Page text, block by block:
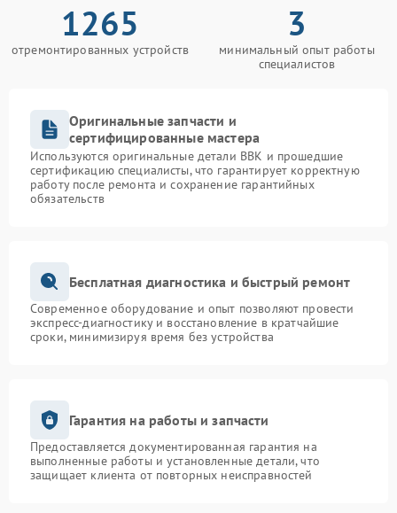
1265
отремонтированных устройств
3
минимальный опыт работы
специалистов
Оригинальные запчасти и
сертифицированные мастера
Используются оригинальные детали BBK и прошедшие
сертификацию специалисты, что гарантирует корректную
работу после ремонта и сохранение гарантийных
обязательств
Бесплатная диагностика и быстрый ремонт
Современное оборудование и опыт позволяют провести
экспресс-диагностику и восстановление в кратчайшие
сроки, минимизируя время без устройства
Гарантия на работы и запчасти
Предоставляется документированная гарантия на
выполненные работы и установленные детали, что
защищает клиента от повторных неисправностей